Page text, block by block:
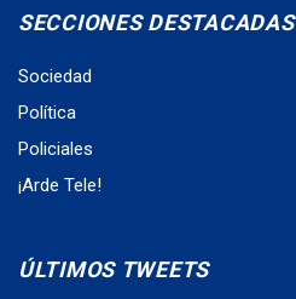
SECCIONES DESTACADAS
Sociedad
Política
Policiales
¡Arde Tele!
ÚLTIMOS TWEETS